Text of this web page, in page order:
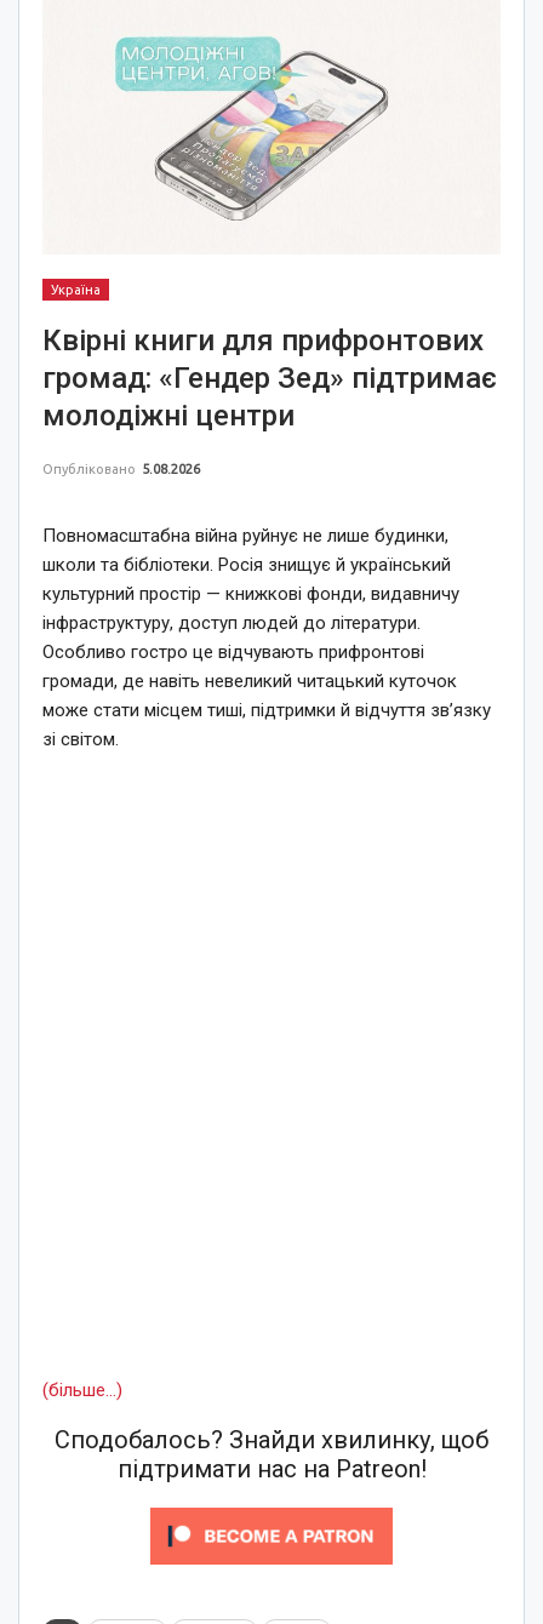
Україна
Квірні книги для прифронтових
громад: «Гендер Зед» підтримає
молодіжні центри
Опубліковано 5.08.2026
Повномасштабна війна руйнує не лише будинки,
школи та бібліотеки. Росія знищує й український
культурний простір — книжкові фонди, видавничу
інфраструктуру, доступ людей до літератури.
Особливо гостро це відчувають прифронтові
громади, де навіть невеликий читацький куточок
може стати місцем тиші, підтримки й відчуття зв’язку
зі світом.
(більше…)
Сподобалось? Знайди хвилинку, щоб
підтримати нас на Patreon!